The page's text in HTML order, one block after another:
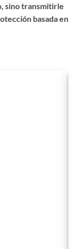
sino transmitirle
basada en